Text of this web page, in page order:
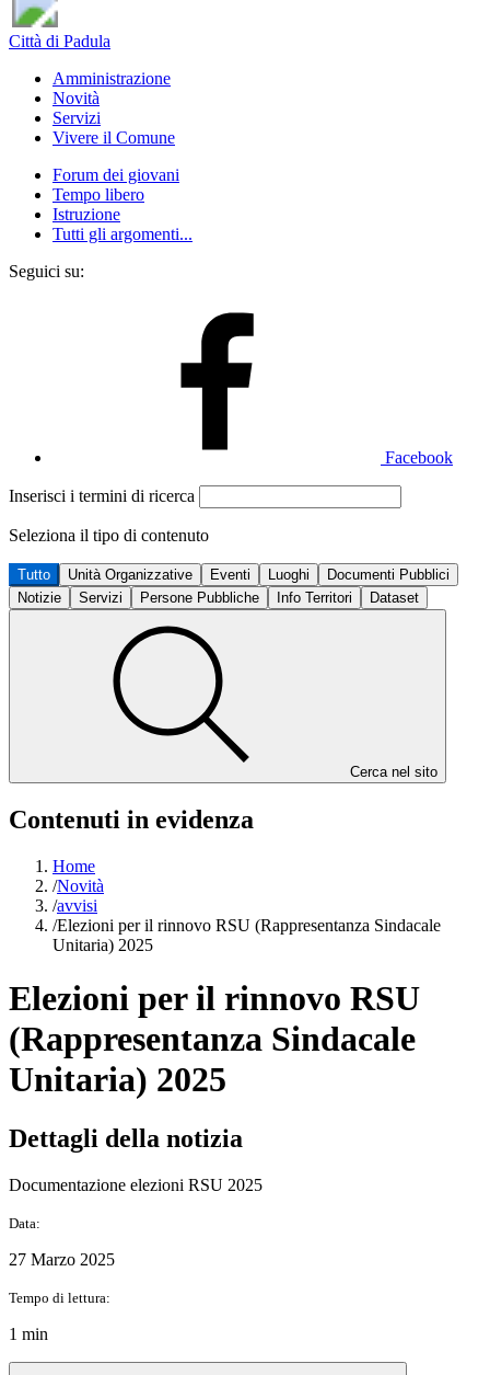
Città di Padula
Amministrazione
Novità
Servizi
Vivere il Comune
Forum dei giovani
Tempo libero
Istruzione
Tutti gli argomenti...
Seguici su:
Facebook
Inserisci i termini di ricerca
Seleziona il tipo di contenuto
Tutto Unità Organizzative Eventi Luoghi
Documenti Pubblici
Notizie
Servizi Persone Pubbliche Info Territori Dataset
Cerca nel sito
Contenuti in evidenza
Home
/Novità
/avvisi
/Elezioni per il rinnovo RSU (Rappresentanza Sindacale
Unitaria) 2025
Elezioni per il rinnovo RSU
(Rappresentanza Sindacale
Unitaria) 2025
Dettagli della notizia
Documentazione elezioni RSU 2025
Data:
27 Marzo 2025
Tempo di lettura:
1 min